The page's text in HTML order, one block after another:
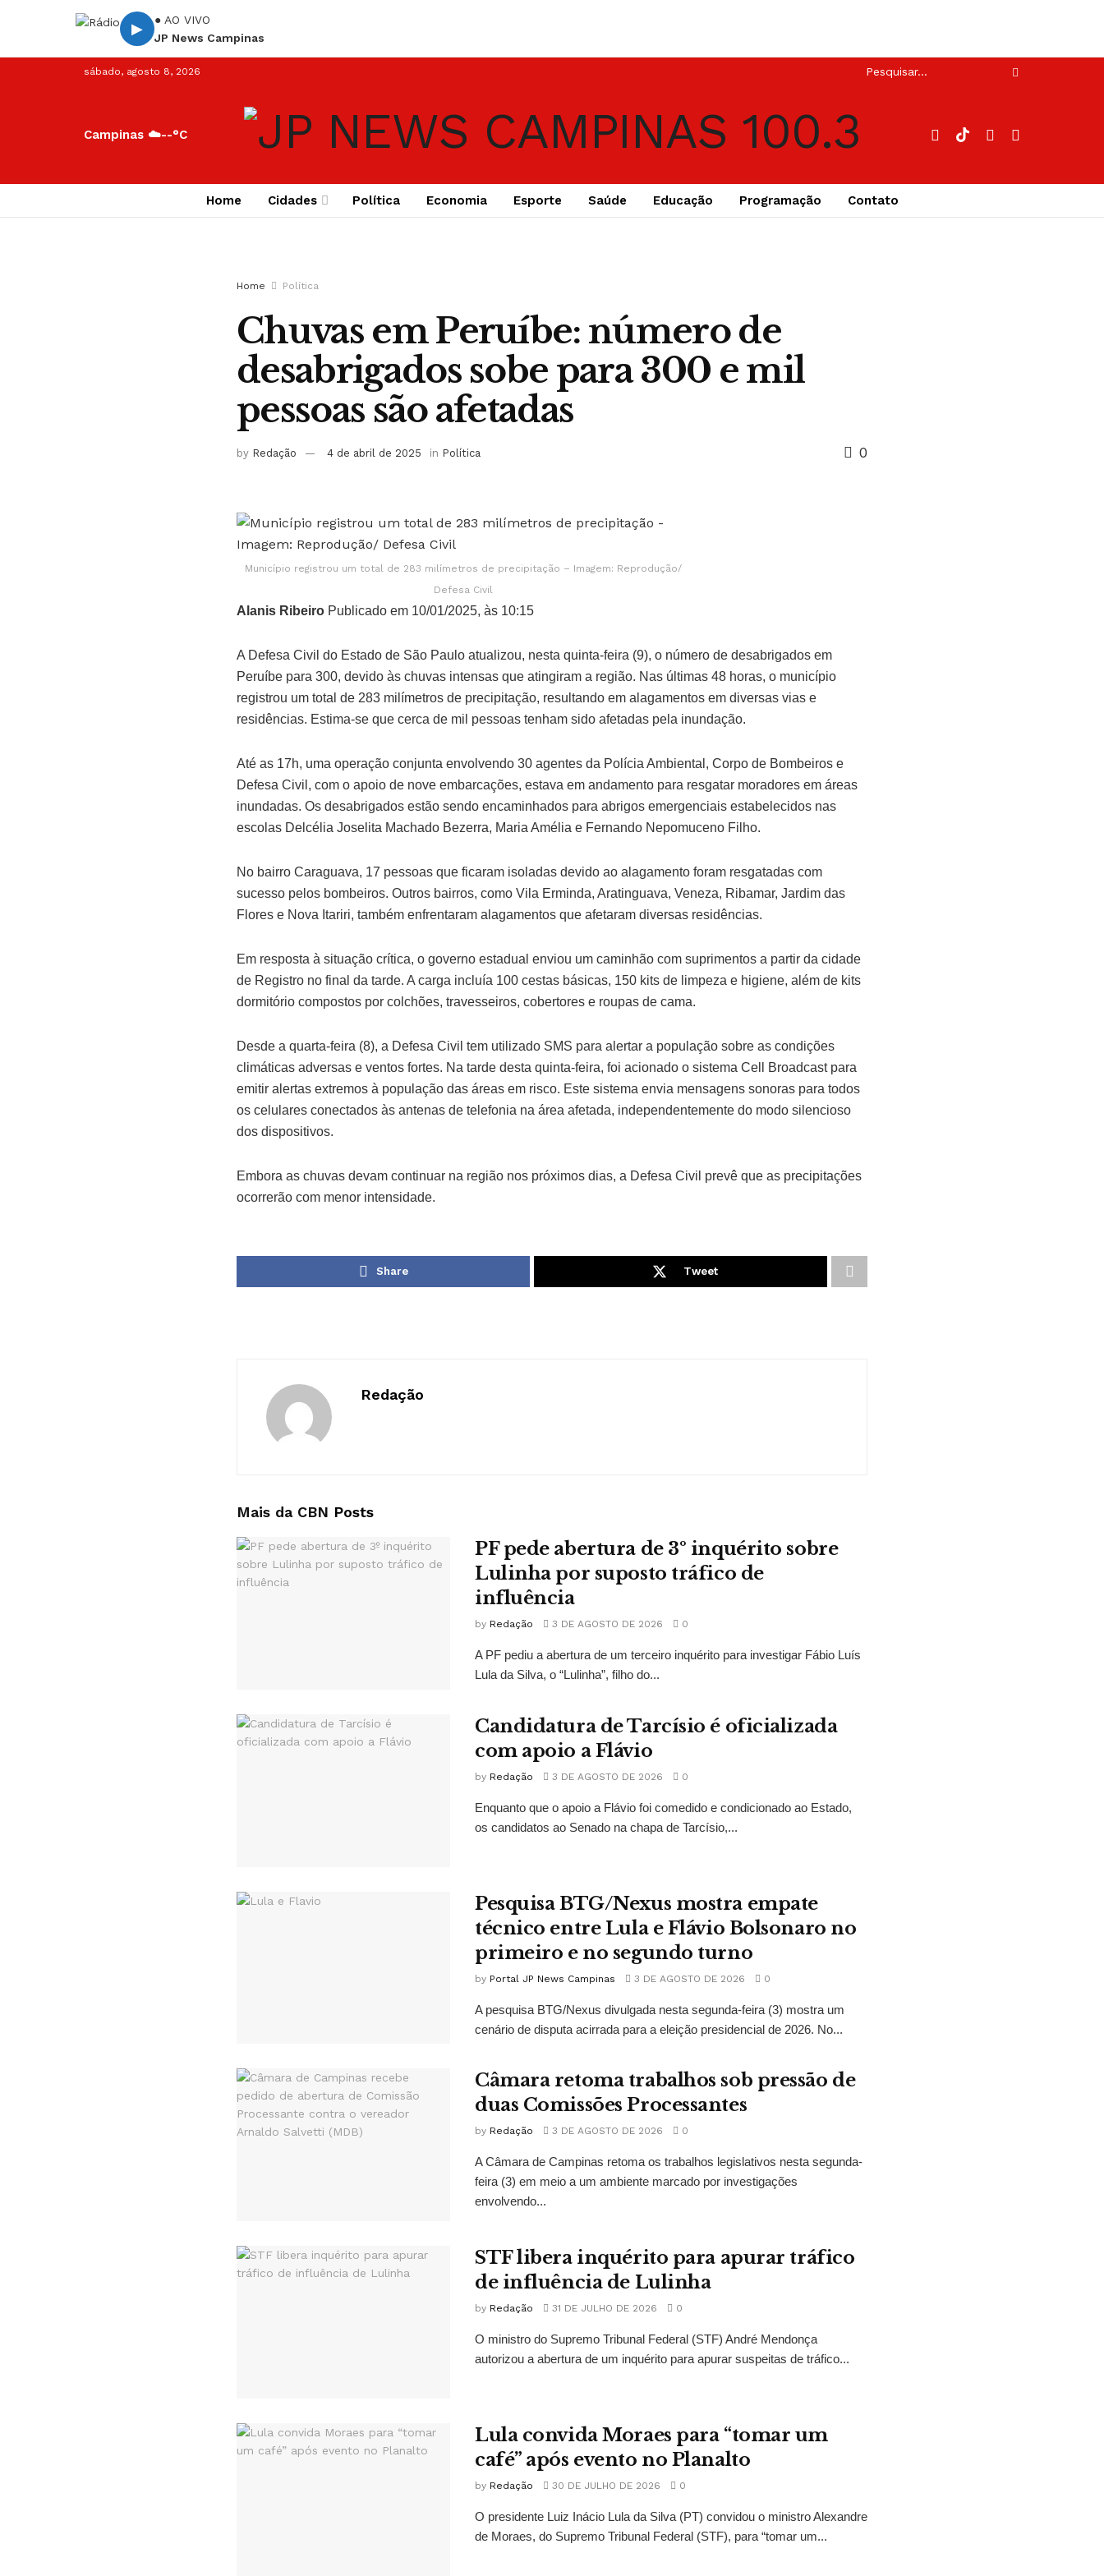
▶
● AO VIVO
JP News Campinas
sábado, agosto 8, 2026
Campinas ☁️--°C
Home Cidades Política Economia Esporte Saúde Educação Programação Contato
Home Política
Chuvas em Peruíbe: número de
desabrigados sobe para 300 e mil
pessoas são afetadas
by Redação 4 de abril de 2025 in Política 0
Município registrou um total de 283 milímetros de precipitação – Imagem: Reprodução/
Defesa Civil
Alanis Ribeiro Publicado em 10/01/2025, às 10:15
A Defesa Civil do Estado de São Paulo atualizou, nesta quinta-feira (9), o número de desabrigados em
Peruíbe para 300, devido às chuvas intensas que atingiram a região. Nas últimas 48 horas, o município
registrou um total de 283 milímetros de precipitação, resultando em alagamentos em diversas vias e
residências. Estima-se que cerca de mil pessoas tenham sido afetadas pela inundação.
Até as 17h, uma operação conjunta envolvendo 30 agentes da Polícia Ambiental, Corpo de Bombeiros e
Defesa Civil, com o apoio de nove embarcações, estava em andamento para resgatar moradores em áreas
inundadas. Os desabrigados estão sendo encaminhados para abrigos emergenciais estabelecidos nas
escolas Delcélia Joselita Machado Bezerra, Maria Amélia e Fernando Nepomuceno Filho.
No bairro Caraguava, 17 pessoas que ficaram isoladas devido ao alagamento foram resgatadas com
sucesso pelos bombeiros. Outros bairros, como Vila Erminda, Aratinguava, Veneza, Ribamar, Jardim das
Flores e Nova Itariri, também enfrentaram alagamentos que afetaram diversas residências.
Em resposta à situação crítica, o governo estadual enviou um caminhão com suprimentos a partir da cidade
de Registro no final da tarde. A carga incluía 100 cestas básicas, 150 kits de limpeza e higiene, além de kits
dormitório compostos por colchões, travesseiros, cobertores e roupas de cama.
Desde a quarta-feira (8), a Defesa Civil tem utilizado SMS para alertar a população sobre as condições
climáticas adversas e ventos fortes. Na tarde desta quinta-feira, foi acionado o sistema Cell Broadcast para
emitir alertas extremos à população das áreas em risco. Este sistema envia mensagens sonoras para todos
os celulares conectados às antenas de telefonia na área afetada, independentemente do modo silencioso
dos dispositivos.
Embora as chuvas devam continuar na região nos próximos dias, a Defesa Civil prevê que as precipitações
ocorrerão com menor intensidade.
Share Tweet
Redação
Mais da CBN Posts
PF pede abertura de 3º inquérito sobre
Lulinha por suposto tráfico de
influência
by Redação 3 DE AGOSTO DE 2026 0
A PF pediu a abertura de um terceiro inquérito para investigar Fábio Luís
Lula da Silva, o “Lulinha”, filho do...
Candidatura de Tarcísio é oficializada
com apoio a Flávio
by Redação 3 DE AGOSTO DE 2026 0
Enquanto que o apoio a Flávio foi comedido e condicionado ao Estado,
os candidatos ao Senado na chapa de Tarcísio,...
Pesquisa BTG/Nexus mostra empate
técnico entre Lula e Flávio Bolsonaro no
primeiro e no segundo turno
by Portal JP News Campinas 3 DE AGOSTO DE 2026 0
A pesquisa BTG/Nexus divulgada nesta segunda-feira (3) mostra um
cenário de disputa acirrada para a eleição presidencial de 2026. No...
Câmara retoma trabalhos sob pressão de
duas Comissões Processantes
by Redação 3 DE AGOSTO DE 2026 0
A Câmara de Campinas retoma os trabalhos legislativos nesta segunda-
feira (3) em meio a um ambiente marcado por investigações
envolvendo...
STF libera inquérito para apurar tráfico
de influência de Lulinha
by Redação 31 DE JULHO DE 2026 0
O ministro do Supremo Tribunal Federal (STF) André Mendonça
autorizou a abertura de um inquérito para apurar suspeitas de tráfico...
Lula convida Moraes para “tomar um
café” após evento no Planalto
by Redação 30 DE JULHO DE 2026 0
O presidente Luiz Inácio Lula da Silva (PT) convidou o ministro Alexandre
de Moraes, do Supremo Tribunal Federal (STF), para “tomar um...